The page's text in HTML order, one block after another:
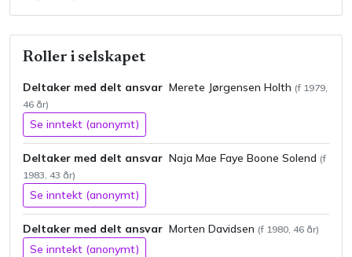
Roller i selskapet
Deltaker med delt ansvar Merete Jørgensen Holth (f 1979,
46 år)
Se inntekt (anonymt)
Deltaker med delt ansvar Naja Mae Faye Boone Solend (f
1983, 43 år)
Se inntekt (anonymt)
Deltaker med delt ansvar Morten Davidsen (f 1980, 46 år)
Se inntekt (anonymt)